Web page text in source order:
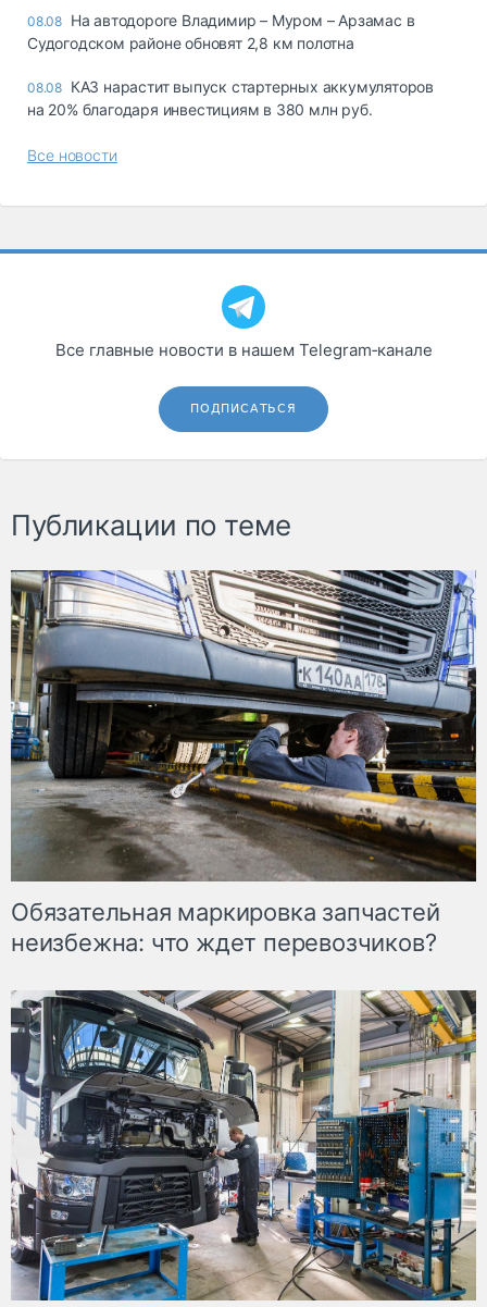
08.08 На автодороге Владимир – Муром – Арзамас в
Судогодском районе обновят 2,8 км полотна
08.08 КАЗ нарастит выпуск стартерных аккумуляторов
на 20% благодаря инвестициям в 380 млн руб.
Все новости
Все главные новости в нашем Telegram‑канале
ПОДПИСАТЬСЯ
Публикации по теме
Обязательная маркировка запчастей
неизбежна: что ждет перевозчиков?